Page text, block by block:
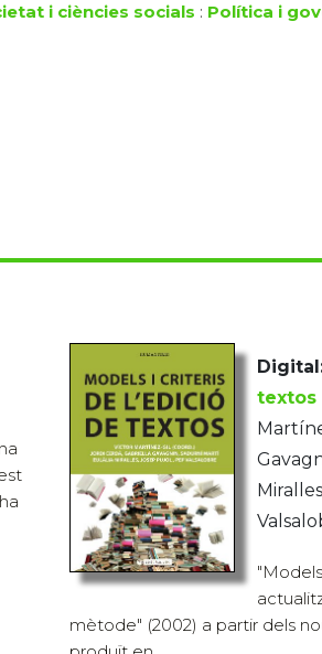
i ciències socials : Política i
textos
mètode" (2002) a partir dels